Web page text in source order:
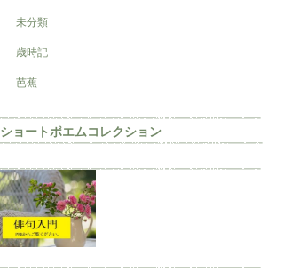
未分類
歳時記
芭蕉
ショートポエムコレクション